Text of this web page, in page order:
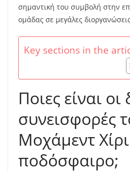
σημαντική του συμβολή στην
ομάδας σε μεγάλες
Key sections in the
Ποιες είναι οι
συνεισφορές
Μοχάμεντ
ποδόσφαιρο;